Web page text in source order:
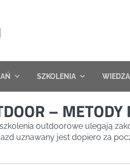
SZKOLENIA WIEDZA
–
outdoorowe ulegają
uznawany jest dopiero za